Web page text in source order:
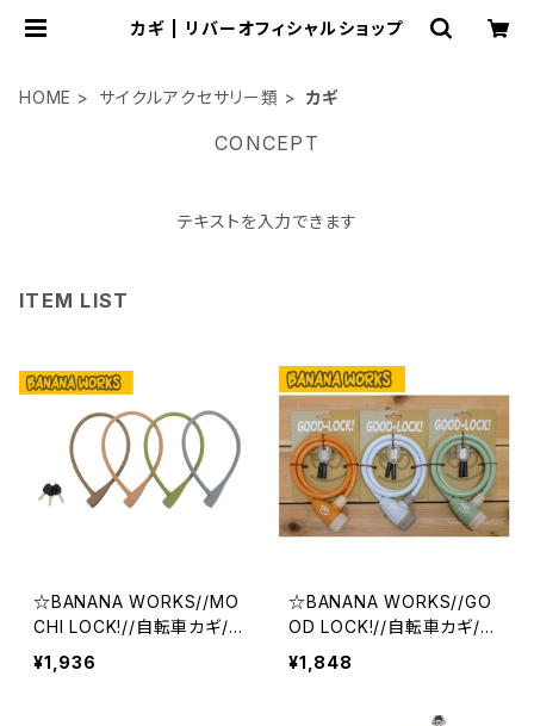
カギ | リバーオフィシャルショップ
HOME サイクルアクセサリー類 カギ
CONCEPT
テキストを入力できます
ITEM LIST
☆BANANA WORKS//MO
CHI LOCK!//自転車カギ//
ワイヤーロック//バナナワー
クス
¥1,936
☆BANANA WORKS//GO
OD LOCK!//自転車カギ//
ワイヤーロック//バナナワー
クス
¥1,848